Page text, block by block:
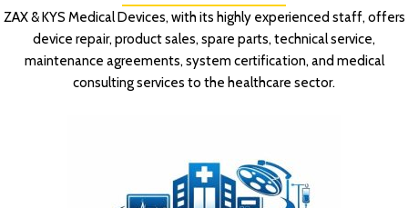
ZAX & KYS Medical Devices, with its highly experienced staff, offers
device repair, product sales, spare parts, technical service,
maintenance agreements, system certification, and medical
consulting services to the healthcare sector.